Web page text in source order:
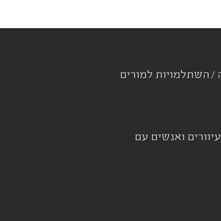
השתלמויות למורים
ואנשים עם